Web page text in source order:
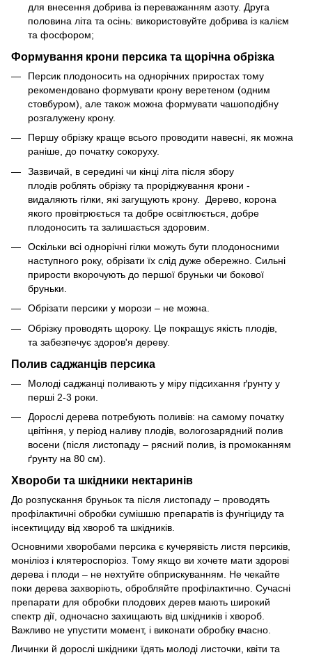
для внесення добрива із переважанням азоту. Друга
половина літа та осінь: використовуйте добрива із калієм
та фосфором;
Формування крони персика та щорічна обрізка
Персик плодоносить на однорічних приростах тому
рекомендовано формувати крону веретеном (одним
стовбуром), але також можна формувати чашоподібну
розгалужену крону.
Першу обрізку краще всього проводити навесні, як можна
раніше, до початку сокоруху.
Зазвичай, в середині чи кінці літа після збору
плодів роблять обрізку та проріджування крони -
видаляють гілки, які загущують крону. Дерево, корона
якого провітрюється та добре освітлюється, добре
плодоносить та залишається здоровим.
Оскільки всі однорічні гілки можуть бути плодоносними
наступного року, обрізати їх слід дуже обережно. Сильні
прирости вкорочують до першої бруньки чи бокової
бруньки.
Обрізати персики у морози – не можна.
Обрізку проводять щороку. Це покращує якість плодів,
та забезпечує здоров'я дереву.
Полив саджанців персика
Молоді саджанці поливають у міру підсихання ґрунту у
перші 2-3 роки.
Дорослі дерева потребують поливів: на самому початку
цвітіння, у період наливу плодів, вологозарядний полив
восени (після листопаду – рясний полив, із промоканням
ґрунту на 80 см).
Хвороби та шкідники нектаринів
До розпускання бруньок та після листопаду – проводять
профілактичні обробки сумішшю препаратів із фунгіциду та
інсектициду від хвороб та шкідників.
Основними хворобами персика є кучерявість листя персиків,
моніліоз і клятероспоріоз. Тому якщо ви хочете мати здорові
дерева і плоди – не нехтуйте обприскуванням. Не чекайте
поки дерева захворіють, обробляйте профілактично. Сучасні
препарати для обробки плодових дерев мають широкий
спектр дії, одночасно захищають від шкідників і хвороб.
Важливо не упустити момент, і виконати обробку вчасно.
Личинки й дорослі шкідники їдять молоді листочки, квіти та